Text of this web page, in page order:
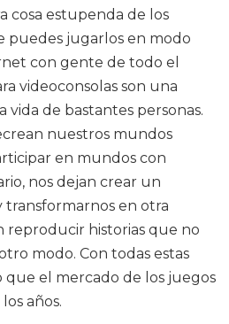
cosa estupenda de los
puedes jugarlos en modo
con gente de todo el
videoconsolas son una
de bastantes personas.
nuestros mundos
en mundos con
nos dejan crear un
en otra
reproducir historias que no
modo. Con todas estas
que el mercado de los juegos
años.